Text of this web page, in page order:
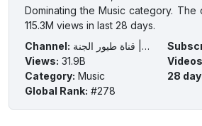
Dominating the Music category. The
115.3M views in last 28 days.
Channel:
Views: 31.9B Videos
Category: Music 28
Global Rank: #278